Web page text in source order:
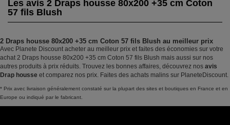
Les avis 2 Draps housse 80x200 +35 cm Coton
57 fils Blush
2 Draps housse 80x200 +35 cm Coton 57 fils Blush au meilleur prix
Avec Planete Discount acheter au meilleur prix et faites des économies sur votre
achat 2 Draps housse 80x200 +35 cm Coton 57 fils Blush mais aussi sur nos
autres produits à prix réduits. Trouvez les bonnes affaires, découvrez nos avis
Drap housse et comparez nos prix. Faites des achats malins sur PlaneteDiscount.
* Prix avec livraison généralement constaté sur la plupart des sites et boutiques en France et en
Europe ou indiqué par le fabricant.